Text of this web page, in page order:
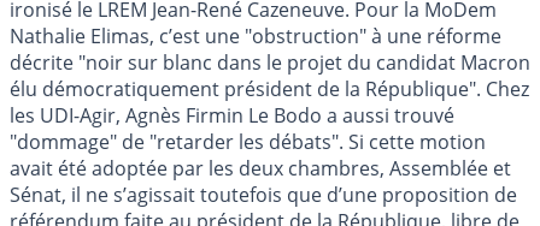
ironisé le LREM Jean-René Cazeneuve. Pour la MoDem
Nathalie Elimas, c’est une "obstruction" à une réforme
décrite "noir sur blanc dans le projet du candidat Macron
élu démocratiquement président de la République". Chez
les UDI-Agir, Agnès Firmin Le Bodo a aussi trouvé
"dommage" de "retarder les débats". Si cette motion
avait été adoptée par les deux chambres, Assemblée et
Sénat, il ne s’agissait toutefois que d’une proposition de